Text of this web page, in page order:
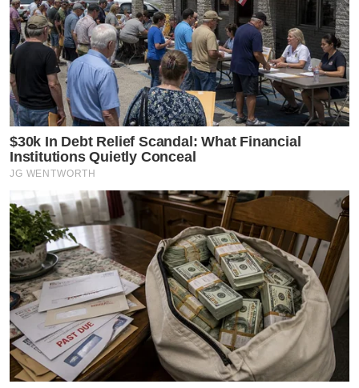
$30k In Debt Relief Scandal: What Financial
Institutions Quietly Conceal
JG WENTWORTH